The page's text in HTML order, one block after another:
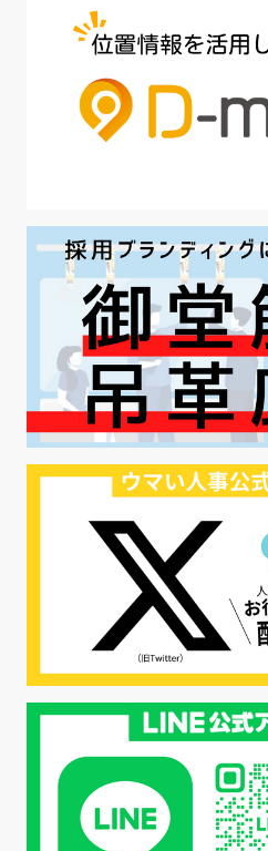
#魅力の伝え方 #
#採用オウンドメディア
#採用ピッチ資料
#地方採用 #第二新卒
#AI活用 #職場
#早期退職
#ハラスメント対策
#リクルーター制度
#歩留まり改善 #
#採用CX #学内セミナ
#転職ファストパス
#エシカル採用
#メンタルヘルス
#年間採用 #応募数
#27採用プレ
#面接フィードバック